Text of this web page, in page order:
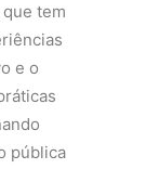
tem
e o
pública